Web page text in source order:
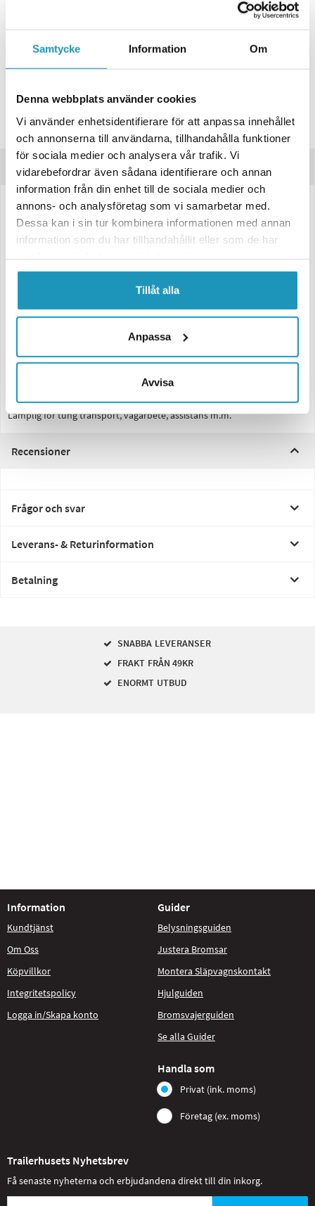
Samtycke Information Om
Denna webbplats använder cookies
Vi använder enhetsidentifierare för att anpassa innehållet
och annonserna till användarna, tillhandahålla funktioner
för sociala medier och analysera vår trafik. Vi
vidarebefordrar även sådana identifierare och annan
information från din enhet till de sociala medier och
annons- och analysföretag som vi samarbetar med.
Dessa kan i sin tur kombinera informationen med annan
information som du har tillhandahållit eller som de har
Tillåt alla
Anpassa
Avvisa
Lägsta pris de senaste 30-dagarna:
Spara produkt
Produktinformation
LED Varningsljus Valeryd Arctic Night Gul – 132,2×28,2×28 mm, 1 m
kabel
Egenskaper:
Utrustad med 6 högpresterande OSRAM LED-lampor
Dubbelt linssystem för fokuserat och riktat ljus
Synlig i alla väderförhållanden, dag som natt
Certifierade och anpassningsbara ljusblixtar
Två synkroniseringsgrupper för koordinerade ljussignaler
Slagtåligt material och polykarbonatlampskärm – tålig mot skador och
fukt
Lämplig för tung transport, vägarbete, assistans m.m.
Recensioner
Frågor och svar
Leverans- & Returinformation
Betalning
SNABBA LEVERANSER
FRAKT FRÅN 49KR
ENORMT UTBUD
Information
Kundtjänst
Om Oss
Köpvillkor
Integritetspolicy
Logga in/Skapa konto
Guider
Belysningsguiden
Justera Bromsar
Montera Släpvagnskontakt
Hjulguiden
Bromsvajerguiden
Se alla Guider
Handla som
Privat (ink. moms)
Företag (ex. moms)
Trailerhusets Nyhetsbrev
Få senaste nyheterna och erbjudandena direkt till din inkorg.